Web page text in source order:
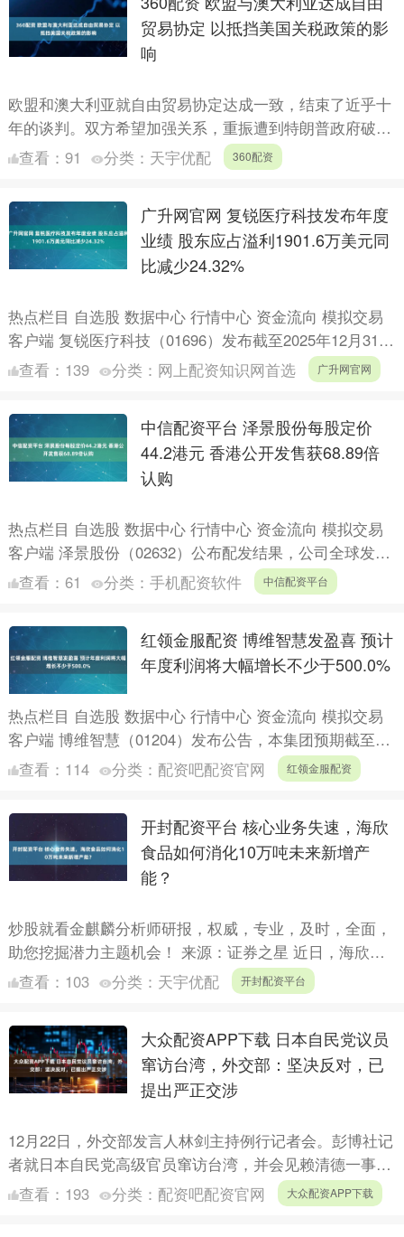
贸易协定 以抵挡美国关税政策的影
响
欧盟和澳大利亚就自由贸易协定达成一致，结束了近乎十
年的谈判。双方希望加强关系，重振遭到特朗普政府破坏
的基于规则的秩序。 澳大利亚总理阿尔巴尼斯和欧盟委
查看： 91 分类： 天宇优配 360配资
广升网官网 复锐医疗科技发布年度
业绩 股东应占溢利1901.6万美元同
比减少24.32%
热点栏目 自选股 数据中心 行情中心 资金流向 模拟交易
客户端 复锐医疗科技（01696）发布截至2025年12月31日
止年度业绩，该集团期内取得收益3.65....
查看： 139 分类： 网上配资知识网首选 广升网官网
中信配资平台 泽景股份每股定价
44.2港元 香港公开发售获68.89倍
认购
热点栏目 自选股 数据中心 行情中心 资金流向 模拟交易
客户端 泽景股份（02632）公布配发结果，公司全球发售
1622.65万股H股，香港公开发售占10%，....
查看： 61 分类： 手机配资软件 中信配资平台
红领金服配资 博维智慧发盈喜 预计
年度利润将大幅增长不少于500.0%
热点栏目 自选股 数据中心 行情中心 资金流向 模拟交易
客户端 博维智慧（01204）发布公告，本集团预期截至
2025年12月31日止年度利润将大幅增长不少于....
查看： 114 分类： 配资吧配资官网 红领金服配资
开封配资平台 核心业务失速，海欣
食品如何消化10万吨未来新增产
能？
炒股就看金麒麟分析师研报，权威，专业，及时，全面，
助您挖掘潜力主题机会！ 来源：证券之星 近日，海欣食
品（002702.SZ）发布公告称，将2023年定增募投的....
查看： 103 分类： 天宇优配 开封配资平台
大众配资APP下载 日本自民党议员
窜访台湾，外交部：坚决反对，已
提出严正交涉
12月22日，外交部发言人林剑主持例行记者会。彭博社记
者就日本自民党高级官员窜访台湾，并会见赖清德一事提
问。 林剑 资料图。图源：外交部网站 林剑回应，台湾是
查看： 193 分类： 配资吧配资官网 大众配资APP下载